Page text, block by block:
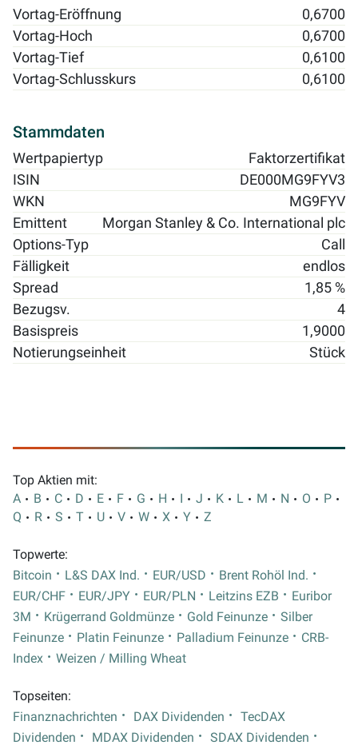
Vortag-Eröffnung
0,6700
Vortag-Hoch
0,6700
Vortag-Tief
0,6100
Vortag-Schlusskurs
0,6100
Stammdaten
Wertpapiertyp
Faktorzertifikat
ISIN
DE000MG9FYV3
WKN
MG9FYV
Emittent
Morgan Stanley & Co. International plc
Options-Typ
Call
Fälligkeit
endlos
Spread
1,85 %
Bezugsv.
4
Basispreis
1,9000
Notierungseinheit
Stück
Top Aktien mit:
A
B C D E F G H I J K L M N O
P
Q
R S T U V W X Y Z
Topwerte:
Bitcoin
L&S DAX Ind. EUR/USD
Brent Rohöl Ind.
EUR/CHF
EUR/JPY EUR/PLN Leitzins EZB
Euribor
3M
Krügerrand Goldmünze Gold Feinunze
Silber
Feinunze
Platin Feinunze Palladium Feinunze
CRB-
Index
Weizen / Milling Wheat
Topseiten:
Finanznachrichten
DAX Dividenden
TecDAX
Dividenden
MDAX Dividenden
SDAX Dividenden